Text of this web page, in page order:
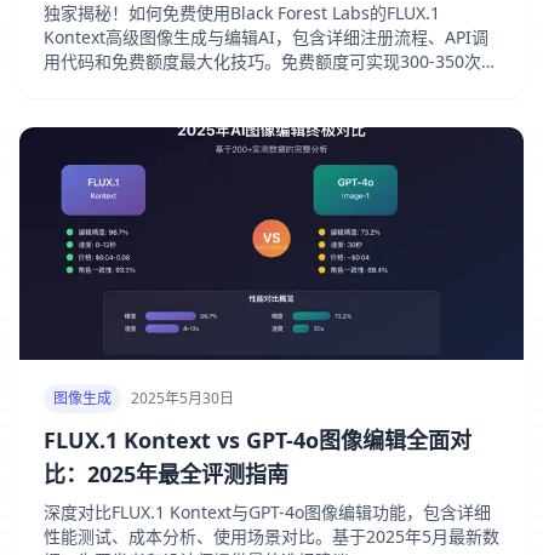
独家揭秘！如何免费使用Black Forest Labs的FLUX.1
Kontext高级图像生成与编辑AI，包含详细注册流程、API调
用代码和免费额度最大化技巧。免费额度可实现300-350次调
图像生成 2025年5月30日
FLUX.1 Kontext vs GPT-4o图像编辑全面对
比：2025年最全评测指南
深度对比FLUX.1 Kontext与GPT-4o图像编辑功能，包含详细
性能测试、成本分析、使用场景对比。基于2025年5月最新数